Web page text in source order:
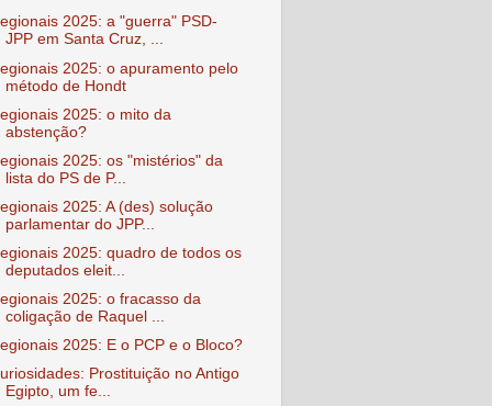
2025: a "guerra" PSD-
JPP em Santa Cruz, ...
2025: o apuramento pelo
método de Hondt
2025: o mito da
abstenção?
2025: os "mistérios" da
lista do PS de P...
2025: A (des) solução
parlamentar do JPP...
2025: quadro de todos os
deputados eleit...
2025: o fracasso da
coligação de Raquel ...
2025: E o PCP e o Bloco?
Prostituição no Antigo
Egipto, um fe...